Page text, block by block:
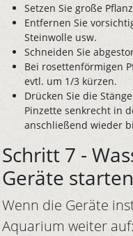
Setzen Sie große
Entfernen Sie
Steinwolle usw.
Schneiden Sie
Bei rosettenförmigen
evtl. um 1/3 kürzen.
Drücken Sie die
Pinzette senkrecht in
anschließend wieder
Schritt 7 -
Geräte starten
Wenn die Geräte
Aquarium weiter auf: